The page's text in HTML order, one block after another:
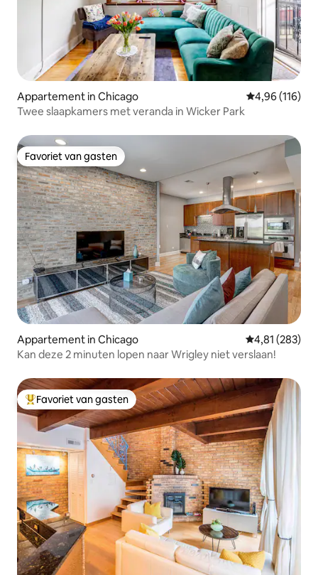
Appartement in Chicago Gemiddelde
4,96 (116)
Twee slaapkamers met veranda in Wicker Park
Favoriet van gasten
Favoriet van gasten
Appartement in Chicago Gemiddelde
4,81 (283)
Kan deze 2 minuten lopen naar Wrigley niet verslaan!
Topfavoriet van gasten
Favoriet van gasten